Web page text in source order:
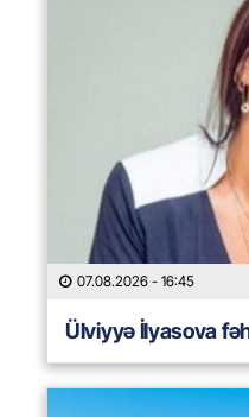
07.08.2026 - 16:45
Ülviyyə İlyasova